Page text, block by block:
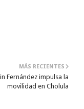
MÁS RECIENTES
Fernández impulsa la
movilidad en Cholula